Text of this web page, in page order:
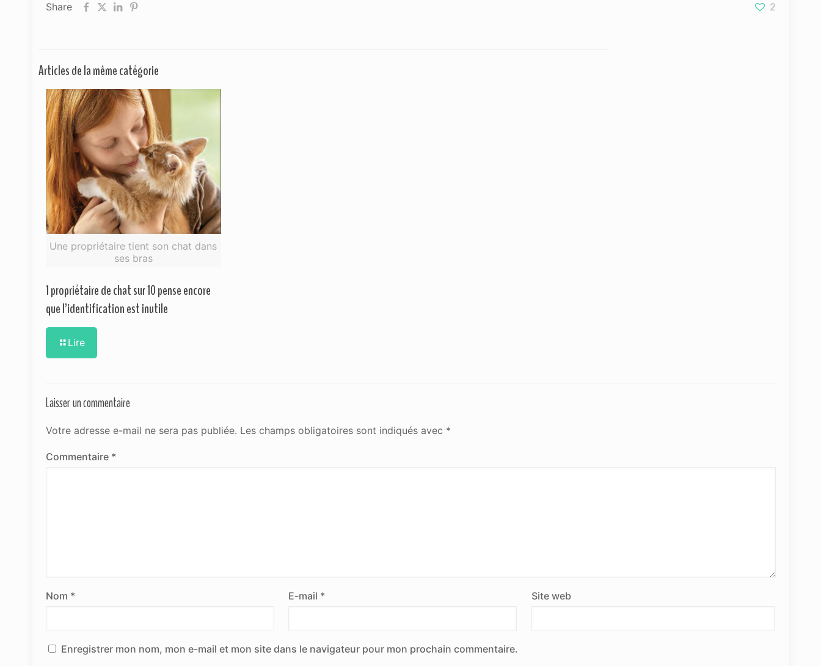
Share 2
Articles de la même catégorie
Une propriétaire tient son chat dans
ses bras
1 propriétaire de chat sur 10 pense encore
que l’identification est inutile
Lire
Laisser un commentaire
Votre adresse e-mail ne sera pas publiée. Les champs obligatoires sont indiqués avec *
Commentaire *
Nom * E-mail * Site web
Enregistrer mon nom, mon e-mail et mon site dans le navigateur pour mon prochain commentaire.